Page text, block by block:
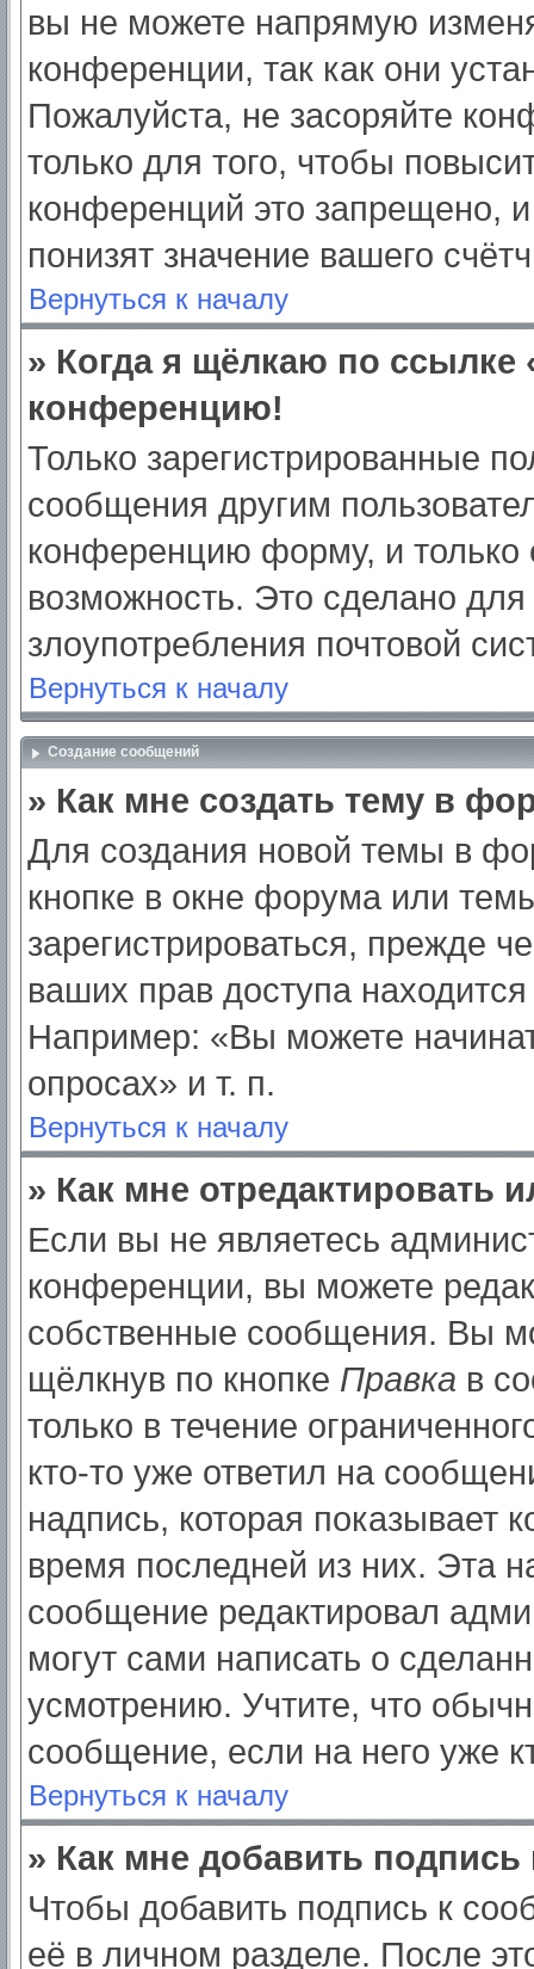
вы не можете напрямую
конференции, так как они
Пожалуйста, не засоряйте
только для того, чтобы
конференций это запрещено,
понизят значение вашего
Вернуться к началу
» Когда я щёлкаю по ссылке
конференцию!
Только зарегистрированные
сообщения другим
конференцию форму, и только
возможность. Это сделано для
злоупотребления почтовой
Вернуться к началу
Создание сообщений
» Как мне создать тему в
Для создания новой темы в
кнопке в окне форума или
зарегистрироваться, прежде
ваших прав доступа
Например: «Вы можете
опросах» и т. п.
Вернуться к началу
» Как мне отредактировать
Если вы не являетесь
конференции, вы можете
собственные сообщения. Вы
щёлкнув по кнопке Правка в
только в течение
кто-то уже ответил на
надпись, которая показывает
время последней из них. Эта
сообщение редактировал
могут сами написать о
усмотрению. Учтите, что
сообщение, если на него уже
Вернуться к началу
» Как мне добавить
Чтобы добавить подпись к
её в личном разделе. После